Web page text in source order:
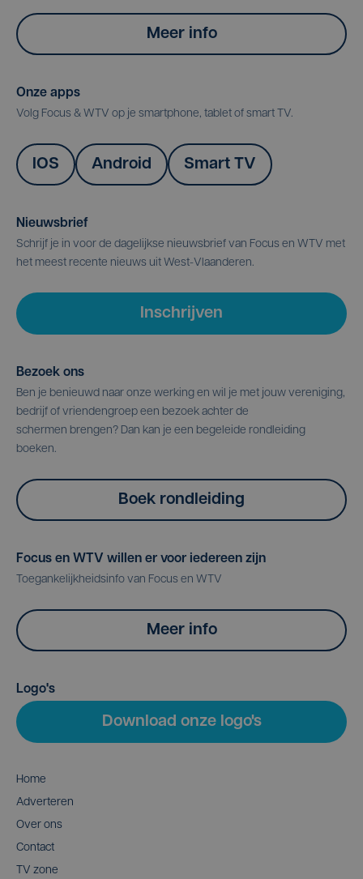
Meer info
Onze apps
Volg Focus & WTV op je smartphone, tablet of smart TV.
IOS Android Smart TV
Nieuwsbrief
Schrijf je in voor de dagelijkse nieuwsbrief van Focus en WTV met
het meest recente nieuws uit West-Vlaanderen.
Inschrijven
Bezoek ons
Ben je benieuwd naar onze werking en wil je met jouw vereniging,
bedrijf of vriendengroep een bezoek achter de
schermen brengen? Dan kan je een begeleide rondleiding
boeken.
Boek rondleiding
Focus en WTV willen er voor iedereen zijn
Toegankelijkheidsinfo van Focus en WTV
Meer info
Logo's
Download onze logo's
Home
Adverteren
Over ons
Contact
TV zone